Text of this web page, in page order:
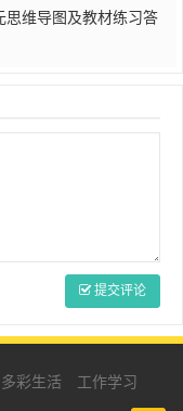
思维导图及教材练习答
提交评论
多彩生活
工作学习